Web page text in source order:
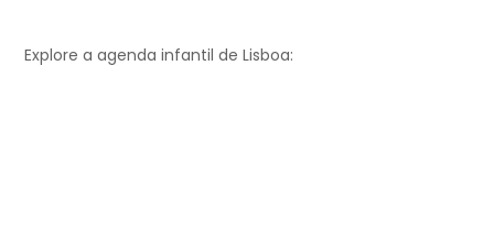
Explore a agenda infantil de Lisboa: